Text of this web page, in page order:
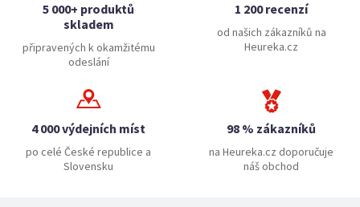
5 000+ produktů
skladem
připravených k okamžitému
odeslání
1 200 recenzí
od našich zákazníků na
Heureka.cz
4 000 výdejních míst
po celé České republice a
Slovensku
98 % zákazníků
na Heureka.cz doporučuje
náš obchod